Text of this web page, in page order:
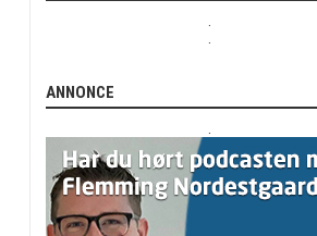
ANNONCE